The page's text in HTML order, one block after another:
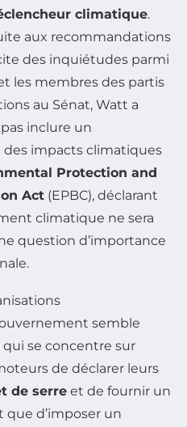
climatique.
aux recommandations
des inquiétudes parmi
les membres des partis
au Sénat, Watt a
inclure un
des impacts climatiques
Protection and
Act (EPBC), déclarant
climatique ne sera
question d’importance
semble
se concentre sur
de déclarer leurs
de serre et de fournir un
que d’imposer un